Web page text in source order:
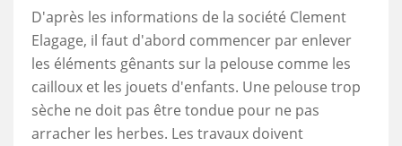
D'après les informations de la société Clement
Elagage, il faut d'abord commencer par enlever
les éléments gênants sur la pelouse comme les
cailloux et les jouets d'enfants. Une pelouse trop
sèche ne doit pas être tondue pour ne pas
arracher les herbes. Les travaux doivent